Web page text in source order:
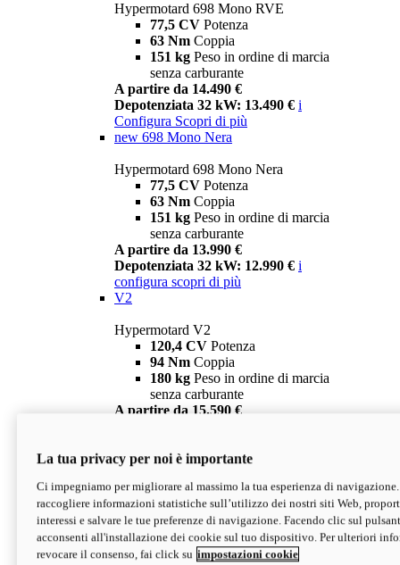
Hypermotard 698 Mono RVE
77,5 CV Potenza
63 Nm Coppia
151 kg Peso in ordine di marcia
senza carburante
A partire da 14.490 €
Depotenziata 32 kW: 13.490 € i
Configura Scopri di più
new 698 Mono Nera
Hypermotard 698 Mono Nera
77,5 CV Potenza
63 Nm Coppia
151 kg Peso in ordine di marcia
senza carburante
A partire da 13.990 €
Depotenziata 32 kW: 12.990 € i
configura scopri di più
V2
Hypermotard V2
120,4 CV Potenza
94 Nm Coppia
180 kg Peso in ordine di marcia
senza carburante
A partire da 15.590 €
V2 SP
Hypermotard V2 SP
120,4 CVPotenza
94 NmCoppia
177 kgPeso in ordine di marcia
senza carburante
La tua privacy per noi è importante
Ci impegniamo per migliorare al massimo la tua esperienza di
raccogliere informazioni statistiche sull’utilizzo dei nostri siti Web,
interessi e salvare le tue preferenze di navigazione. Facendo clic sul
acconsenti all'installazione dei cookie sul tuo dispositivo. Per ulteriori
revocare il consenso, fai click su impostazioni cookie